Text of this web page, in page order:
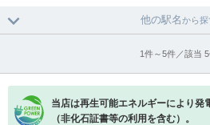
他の駅名から探
1件～5件／該当
当店は再生可能エネルギーにより発
（非化石証書等の利用を含む）。